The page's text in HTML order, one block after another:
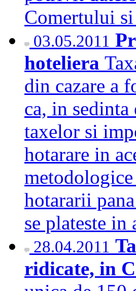
Comertului
03.05.2011
hoteliera
din cazare a
ca, in
taxelor si
hotarare in
hotararii
se plateste
28.04.2011
ridicate, in